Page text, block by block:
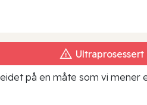
Ultraprosessert
på en måte som vi